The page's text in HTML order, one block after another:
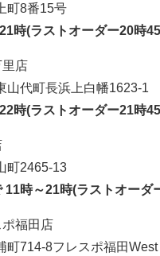
町8番15号
時(ラストオーダー20時
店
代町長浜上白幡1623-1
時(ラストオーダー21時
町2465-13
11時～21時(ラストオーダ
福田店
714-8フレスポ福田West